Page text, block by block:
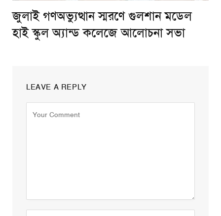
জুলাই গণঅভ্যুত্থান স্মরণে গুলশান মডেল
হাই স্কুল অ্যান্ড কলেজে আলোচনা সভা
LEAVE A REPLY